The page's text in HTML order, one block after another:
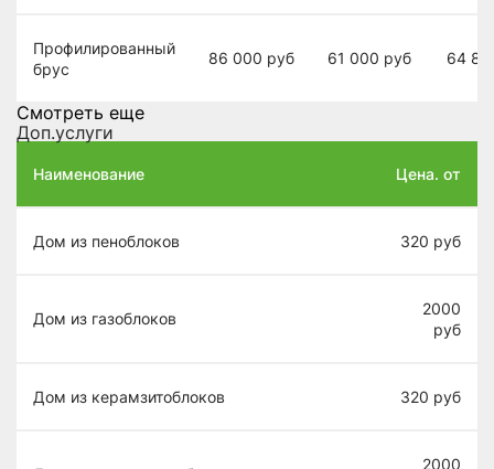
Профилированный
брус
86 000 руб 61 000 руб 64
Смотреть еще
Доп.услуги
Наименование Цена. от
Дом из пеноблоков 320 руб
Дом из газоблоков
2000
руб
Дом из керамзитоблоков 320 руб
2000